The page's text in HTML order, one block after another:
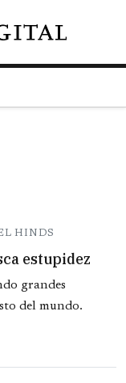
principal
HINDS
estupidez
grandes
del mundo.